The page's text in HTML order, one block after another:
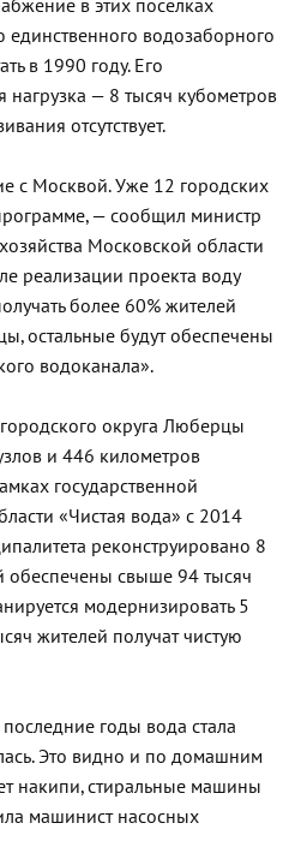
в этих поселках
единственного водозаборного
в 1990 году. Его
нагрузка — 8 тысяч кубометров
отсутствует.
с Москвой. Уже 12 городских
— сообщил министр
Московской области
реализации проекта воду
более 60% жителей
остальные будут обеспечены
водоканала».
округа Люберцы
и 446 километров
государственной
«Чистая вода» с 2014
реконструировано 8
обеспечены свыше 94 тысяч
модернизировать 5
жителей получат чистую
годы вода стала
Это видно и по домашним
накипи, стиральные машины
машинист насосных